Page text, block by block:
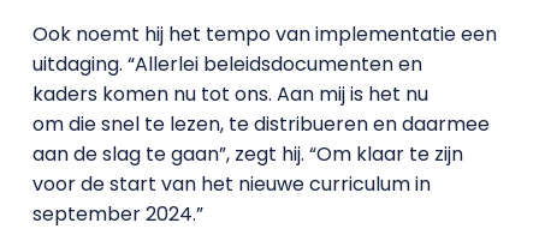
Ook noemt hij het tempo van implementatie een
uitdaging. “Allerlei beleidsdocumenten en
kaders komen nu tot ons. Aan mij is het nu
om die snel te lezen, te distribueren en daarmee
aan de slag te gaan”, zegt hij. “Om klaar te zijn
voor de start van het nieuwe curriculum in
september 2024.”